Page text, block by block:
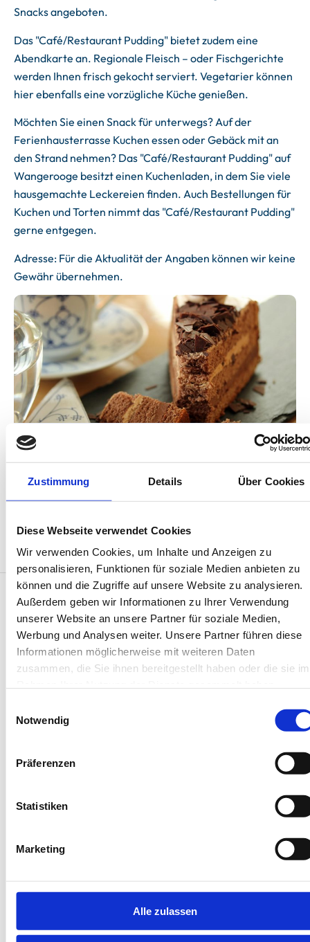
Zustimmung Details Über Cookies
Diese Webseite verwendet Cookies
Wir verwenden Cookies, um Inhalte und Anzeigen zu
personalisieren, Funktionen für soziale Medien anbieten zu
können und die Zugriffe auf unsere Website zu analysieren.
Außerdem geben wir Informationen zu Ihrer Verwendung
unserer Website an unsere Partner für soziale Medien,
Werbung und Analysen weiter. Unsere Partner führen diese
Informationen möglicherweise mit weiteren Daten
zusammen, die Sie ihnen bereitgestellt haben oder die sie im
Notwendig
Präferenzen
Statistiken
Marketing
Alle zulassen
Snacks angeboten.
Das "Café/Restaurant Pudding" bietet zudem eine
Abendkarte an. Regionale Fleisch – oder Fischgerichte
werden Ihnen frisch gekocht serviert. Vegetarier können
hier ebenfalls eine vorzügliche Küche genießen.
Möchten Sie einen Snack für unterwegs? Auf der
Ferienhausterrasse Kuchen essen oder Gebäck mit an
den Strand nehmen? Das "Café/Restaurant Pudding" auf
Wangerooge besitzt einen Kuchenladen, in dem Sie viele
hausgemachte Leckereien finden. Auch Bestellungen für
Kuchen und Torten nimmt das "Café/Restaurant Pudding"
gerne entgegen.
Adresse: Für die Aktualität der Angaben können wir keine
Gewähr übernehmen.
Peterstr. 15
26486 Wangerooge
Entdecken Sie unsere
Unterkünfte auf
Wangerooge.